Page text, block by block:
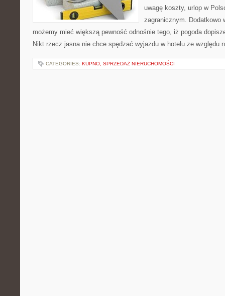
uwagę koszty, urlop w
zagranicznym. Dodatkowo
możemy mieć większą pewność odnośnie tego, iż pogoda
Nikt rzecz jasna nie chce spędzać wyjazdu w hotelu ze względu
CATEGORIES: KUPNO, SPRZEDAŻ NIERUCHOMOŚCI